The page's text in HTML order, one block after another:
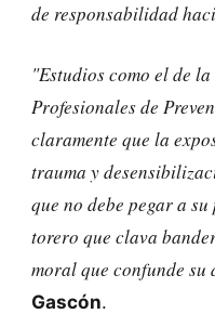
de responsabilidad
"Estudios como el de
Profesionales de
claramente que la
trauma y
que no debe pegar a
torero que clava
moral que confunde
Gascón.